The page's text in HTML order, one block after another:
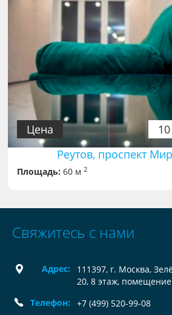
Цена
Реутов, проспект
Площадь: 60 м2
Свяжитесь с нами
Адрес:
111397, г. Москва,
20, 8 этаж,
Телефон:
+7 (499) 520-99-08